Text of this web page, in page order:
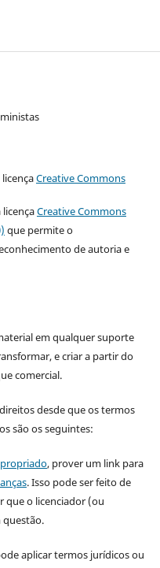
Creative Commons
Creative Commons
que permite o
de autoria e
em qualquer suporte
e criar a partir do
comercial.
desde que os termos
são os seguintes:
, prover um link para
. Isso pode ser feito de
que o licenciador (ou
questão.
aplicar termos jurídicos ou